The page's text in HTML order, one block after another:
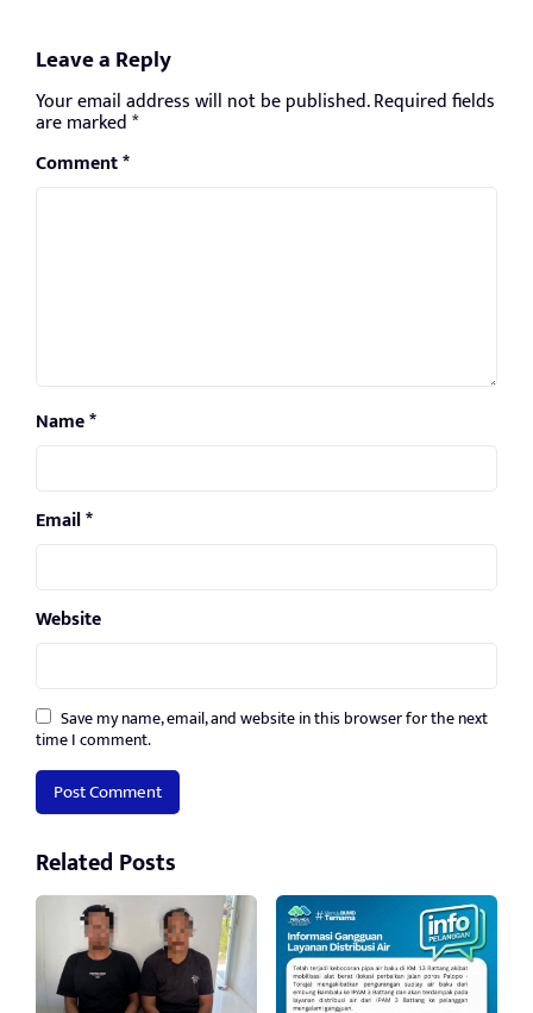
Leave a Reply
Your email address will not be published.Required fields
are marked*
Comment*
Name*
Email*
Website
Save my name, email, and website in this browser for the next
time I comment.
Related Posts